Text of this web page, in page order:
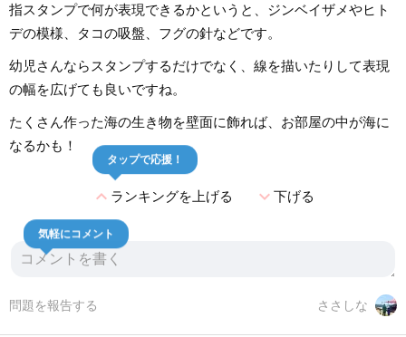
指スタンプで何が表現できるかというと、ジンベイザメやヒト
デの模様、タコの吸盤、フグの針などです。
幼児さんならスタンプするだけでなく、線を描いたりして表現
の幅を広げても良いですね。
たくさん作った海の生き物を壁面に飾れば、お部屋の中が海に
なるかも！
expand_lessランキングを上げる
タップで応援！
expand_more下げる
気軽にコメント
ささしな
問題を報告する